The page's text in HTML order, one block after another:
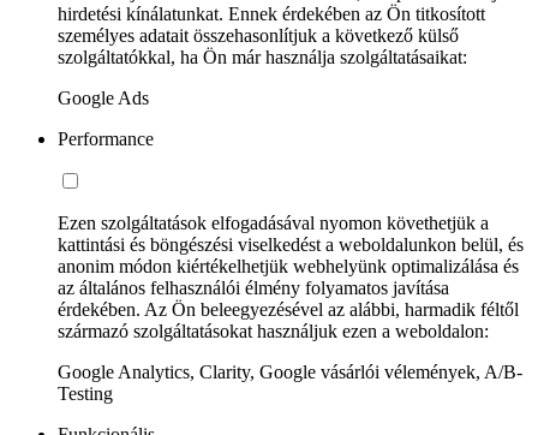
hirdetési kínálatunkat. Ennek érdekében az Ön titkosított
személyes adatait összehasonlítjuk a következő külső
szolgáltatókkal, ha Ön már használja szolgáltatásaikat:
Google Ads
Performance
Ezen szolgáltatások elfogadásával nyomon követhetjük a
kattintási és böngészési viselkedést a weboldalunkon belül, és
anonim módon kiértékelhetjük webhelyünk optimalizálása és
az általános felhasználói élmény folyamatos javítása
érdekében. Az Ön beleegyezésével az alábbi, harmadik féltől
származó szolgáltatásokat használjuk ezen a weboldalon:
Google Analytics, Clarity, Google vásárlói vélemények, A/B-
Testing